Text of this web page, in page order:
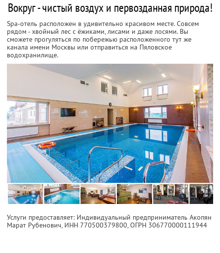
Вокруг - чистый воздух и первозданная природа!
Spa-отель расположен в удивительно красивом месте. Совсем
рядом - хвойный лес с ёжиками, лисами и даже лосями. Вы
сможете прогуляться по побережью расположенного тут же
канала имени Москвы или отправиться на Пяловское
водохранилище.
Услуги предоставляет: Индивидуальный предприниматель Акопян
Марат Рубенович, ИНН 770500379800 , ОГРН 306770000111944